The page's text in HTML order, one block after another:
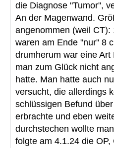
die Diagnose "Tumor",
An der Magenwand.
angenommen (weil CT):
waren am Ende "nur" 8
drumherum war eine Art
man zum Glück nicht
hatte. Man hatte auch
versucht, die allerdings
schlüssigen Befund
erbrachte und eben
durchstechen wollte
folgte am 4.1.24 die OP,